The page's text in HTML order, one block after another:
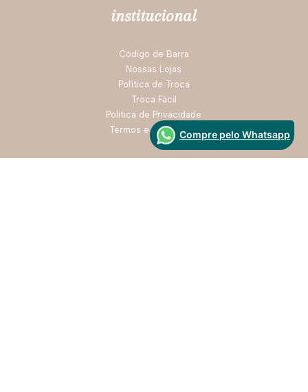
institucional
Código de Barra
Nossas Lojas
Política de Troca
Troca Fácil
Politica de Privacidade
Termos e CondiçõesCompre pelo Whatsapp